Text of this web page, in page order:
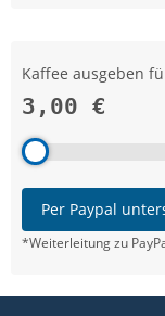
Kaffee ausgeben
3,00 €
Per Paypal
*Weiterleitung zu